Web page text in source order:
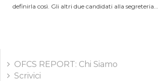
definirla così. Gli altri due candidati alla segreteria...
OFCS REPORT: Chi Siamo
Scrivici